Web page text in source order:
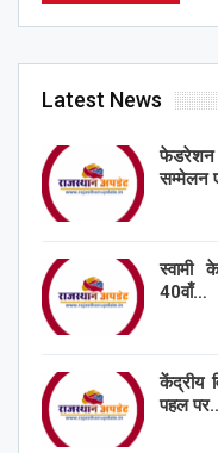
Latest News
फेडरेशन
सम्मेलन
स्वामी
40वाँ…
केंद्रीय
पहल